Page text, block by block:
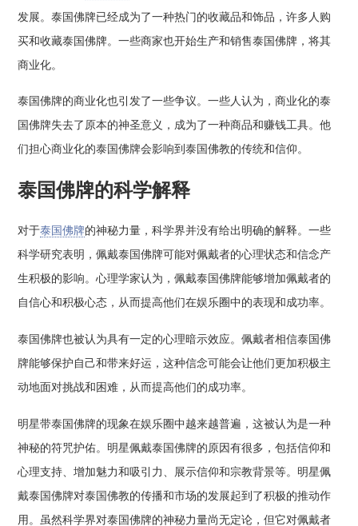
发展。泰国佛牌已经成为了一种热门的收藏品和饰品，许多人购
买和收藏泰国佛牌。一些商家也开始生产和销售泰国佛牌，将其
商业化。
泰国佛牌的商业化也引发了一些争议。一些人认为，商业化的泰
国佛牌失去了原本的神圣意义，成为了一种商品和赚钱工具。他
们担心商业化的泰国佛牌会影响到泰国佛教的传统和信仰。
泰国佛牌的科学解释
对于泰国佛牌的神秘力量，科学界并没有给出明确的解释。一些
科学研究表明，佩戴泰国佛牌可能对佩戴者的心理状态和信念产
生积极的影响。心理学家认为，佩戴泰国佛牌能够增加佩戴者的
自信心和积极心态，从而提高他们在娱乐圈中的表现和成功率。
泰国佛牌也被认为具有一定的心理暗示效应。佩戴者相信泰国佛
牌能够保护自己和带来好运，这种信念可能会让他们更加积极主
动地面对挑战和困难，从而提高他们的成功率。
明星带泰国佛牌的现象在娱乐圈中越来越普遍，这被认为是一种
神秘的符咒护佑。明星佩戴泰国佛牌的原因有很多，包括信仰和
心理支持、增加魅力和吸引力、展示信仰和宗教背景等。明星佩
戴泰国佛牌对泰国佛教的传播和市场的发展起到了积极的推动作
用。虽然科学界对泰国佛牌的神秘力量尚无定论，但它对佩戴者